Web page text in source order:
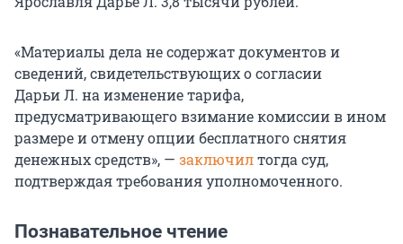
«Материалы дела не содержат документов и
сведений, свидетельствующих о согласии
Дарьи Л. на изменение тарифа,
предусматривающего взимание комиссии в ином
размере и отмену опции бесплатного снятия
денежных средств», — заключилтогда суд,
подтверждая требования уполномоченного.
Познавательное чтение